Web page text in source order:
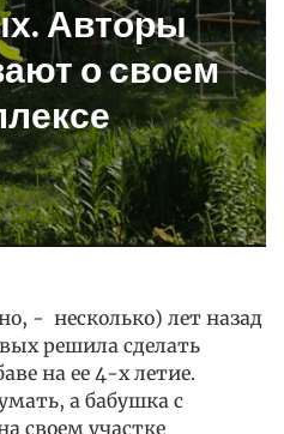
Авторы
о своем
- несколько) лет назад
решила сделать
на ее 4-х летие.
а бабушка с
своем участке